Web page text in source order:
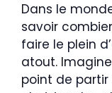
Dans le
savoir
faire le plein
atout.
point de